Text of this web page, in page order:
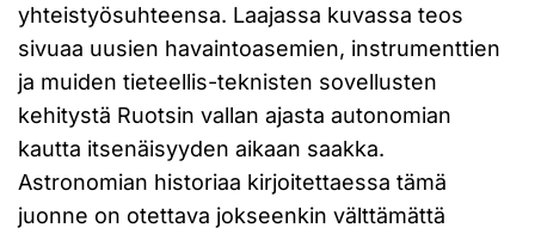
yhteistyösuhteensa. Laajassa kuvassa teos
sivuaa uusien havaintoasemien, instrumenttien
ja muiden tieteellis-teknisten sovellusten
kehitystä Ruotsin vallan ajasta autonomian
kautta itsenäisyyden aikaan saakka.
Astronomian historiaa kirjoitettaessa tämä
juonne on otettava jokseenkin välttämättä